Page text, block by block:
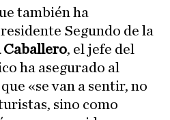
también ha
Segundo de la
Caballero, el jefe del
ha asegurado al
«se van a sentir, no
sino como